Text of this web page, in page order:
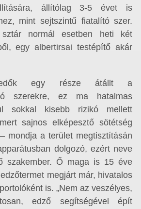
állítólag 3-5 évet is
mint sejtszintű fiatalító szer.
normál esetben heti két
egy albertirsai testépítő akár
egy része átállt a
szerekre, ez ma hatalmas
sokkal kisebb rizikó mellett
sajnos elképesztő sötétség
mondja a terület megtisztításán
dolgozó, ezért neve
szakember. Ő maga is 15 éve
megjárt már, hivatalos
is. „Nem az veszélyes,
edző segítségével épít